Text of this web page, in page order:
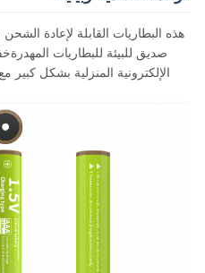
صديق للبيئة للبطاريات
الإلكترونية المنزلية بشكل كبير